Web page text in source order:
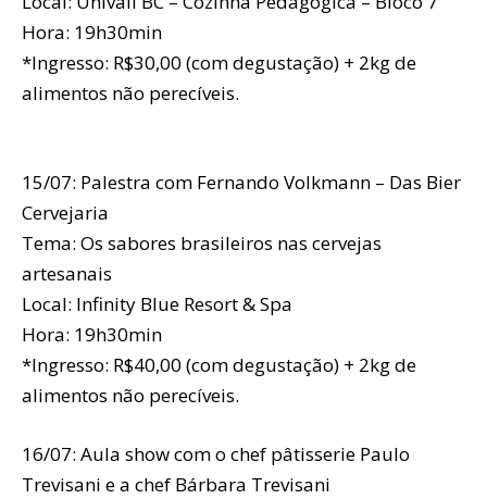
Hora: 19h30min
*Ingresso: R$30,00 (com degustação) + 2kg de
alimentos não perecíveis.
15/07: Palestra com Fernando Volkmann – Das Bier
Cervejaria
Tema: Os sabores brasileiros nas cervejas
artesanais
Local: Infinity Blue Resort & Spa
Hora: 19h30min
*Ingresso: R$40,00 (com degustação) + 2kg de
alimentos não perecíveis.
16/07: Aula show com o chef pâtisserie Paulo
Trevisani e a chef Bárbara Trevisani